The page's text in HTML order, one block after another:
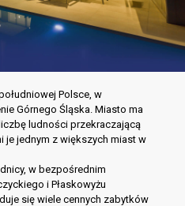
Polsce, w
Górnego Śląska. Miasto ma
ludności przekraczającą
je jednym z większych miast w
w bezpośrednim
i Płaskowyżu
się wiele cennych zabytków